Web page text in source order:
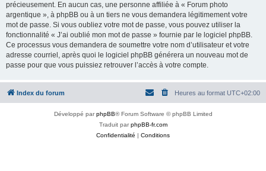
précieusement. En aucun cas, une personne affiliée à « Forum photo
argentique », à phpBB ou à un tiers ne vous demandera légitimement votre
mot de passe. Si vous oubliez votre mot de passe, vous pouvez utiliser la
fonctionnalité « J’ai oublié mon mot de passe » fournie par le logiciel phpBB.
Ce processus vous demandera de soumettre votre nom d’utilisateur et votre
adresse courriel, après quoi le logiciel phpBB générera un nouveau mot de
passe pour que vous puissiez retrouver l’accès à votre compte.
Index du forum Heures au format UTC+02:00
Développé parphpBB® Forum Software © phpBB Limited
Traduit parphpBB-fr.com
Confidentialité | Conditions